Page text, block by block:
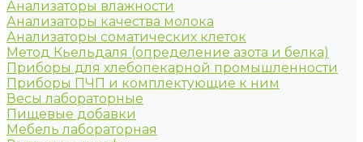
Анализаторы влажности
Анализаторы качества молока
Анализаторы соматических клеток
Метод Кьельдаля (определение азота и белка)
Приборы для хлебопекарной промышленности
Приборы ПЧП и комплектующие к ним
Весы лабораторные
Пищевые добавки
Мебель лабораторная